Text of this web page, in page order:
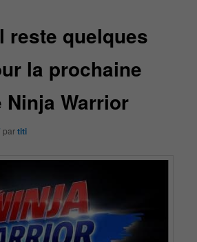
reste quelques
la prochaine
Ninja Warrior
partiti